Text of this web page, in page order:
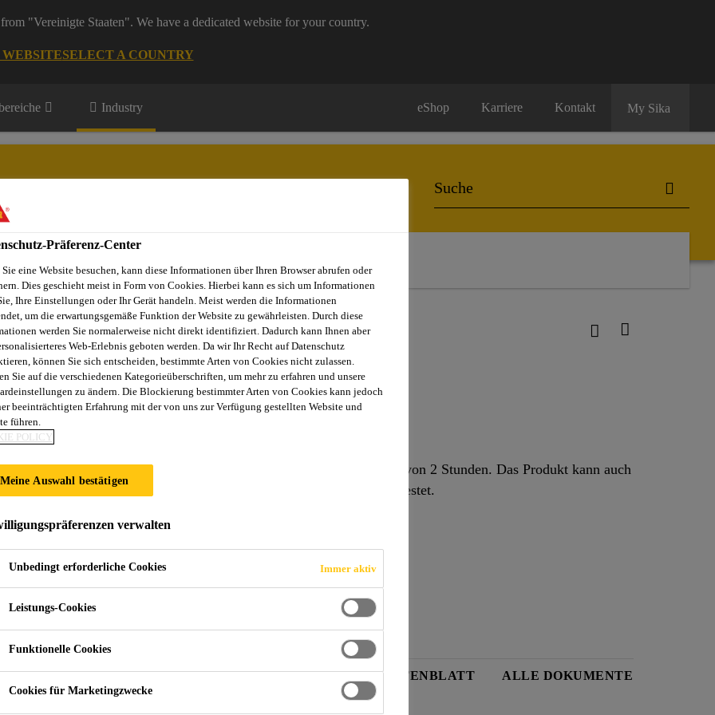
"Vereinigte Staaten". We have a dedicated website for your country.
SELECT A COUNTRY
Industry eShop Karriere Kontakt My Sika
Aftermarket / Fahrzeugreparatur
Ersatzverglasung Scheibenklebstoffe SikaTack® GO!
zur Ersatzverglasung mit einer minimalen Wegfahrzeit (MDAT) von 2 Stunden. Das Produkt kann auch
verarbeitet werden. SikaTack® GO! wurde nach FMVSS 212 mit 95
212/95thPercentil Dummies
"All-in-one-Modul" Technologie
PRODUKTDATENBLATT SICHERHEITSDATENBLATT ALLE DOKUMENTE
Präferenz-Center
Sie eine Website besuchen, kann diese Informationen über Ihren Browser abrufen oder
Dies geschieht meist in Form von Cookies. Hierbei kann es sich um Informationen
Ihre Einstellungen oder Ihr Gerät handeln. Meist werden die Informationen
um die erwartungsgemäße Funktion der Website zu gewährleisten. Durch diese
werden Sie normalerweise nicht direkt identifiziert. Dadurch kann Ihnen aber
Web-Erlebnis geboten werden. Da wir Ihr Recht auf Datenschutz
können Sie sich entscheiden, bestimmte Arten von Cookies nicht zulassen.
Sie auf die verschiedenen Kategorieüberschriften, um mehr zu erfahren und unsere
zu ändern. Die Blockierung bestimmter Arten von Cookies kann jedoch
beeinträchtigten Erfahrung mit der von uns zur Verfügung gestellten Website und
führen.
POLICY
Meine Auswahl bestätigen
verwalten
Unbedingt erforderliche Cookies Immer aktiv
Leistungs-Cookies
Funktionelle Cookies
Cookies für Marketingzwecke